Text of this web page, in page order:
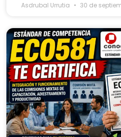
Asdrubal Urrutia 30 de